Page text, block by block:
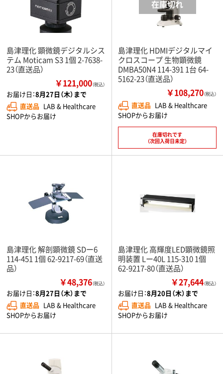
島津理化 顕微鏡デジタルシス
テム Moticam S3 1個 2-7638-
23（直送品）
￥121,000（税込）
お届け日：8月27日（木）まで
直送品 LAB & Healthcare
SHOPからお届け
島津理化 HDMIデジタルマイ
クロスコープ 生物顕微鏡
DMBA50N4 114-391 1台 64-
5162-23（直送品）
￥108,270（税込）
直送品 LAB & Healthcare
SHOPからお届け
在庫切れです
（次回入荷日未定）
島津理化 解剖顕微鏡 SDー6
114-451 1個 62-9217-69（直送
品）
￥48,376（税込）
お届け日：8月27日（木）まで
直送品 LAB & Healthcare
SHOPからお届け
島津理化 高輝度LED顕微鏡照
明装置 Lー40L 115-310 1個
62-9217-80（直送品）
￥27,644（税込）
お届け日：8月20日（木）まで
直送品 LAB & Healthcare
SHOPからお届け